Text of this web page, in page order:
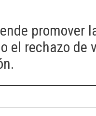
promover
el rechazo de